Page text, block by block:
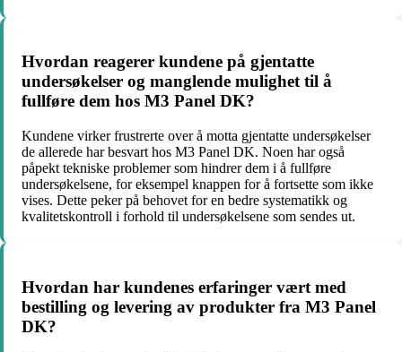
Hvordan reagerer kundene på gjentatte
undersøkelser og manglende mulighet til å
fullføre dem hos M3 Panel DK?
Kundene virker frustrerte over å motta gjentatte undersøkelser
de allerede har besvart hos M3 Panel DK. Noen har også
påpekt tekniske problemer som hindrer dem i å fullføre
undersøkelsene, for eksempel knappen for å fortsette som ikke
vises. Dette peker på behovet for en bedre systematikk og
kvalitetskontroll i forhold til undersøkelsene som sendes ut.
Hvordan har kundenes erfaringer vært med
bestilling og levering av produkter fra M3 Panel
DK?